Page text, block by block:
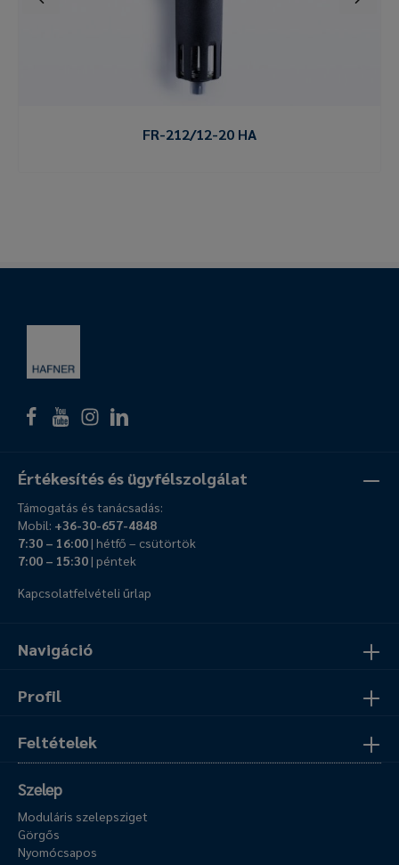
FR-212/12-20 HA
Navigáció
Profil
Feltételek
Értékesítés és ügyfélszolgálat
Támogatás és tanácsadás:
Mobil: +36-30-657-4848
7:30 – 16:00| hétfő – csütörtök
7:00 – 15:30| péntek
Kapcsolatfelvételi űrlap
Szelep
Moduláris szelepsziget
Görgős
Nyomócsapos